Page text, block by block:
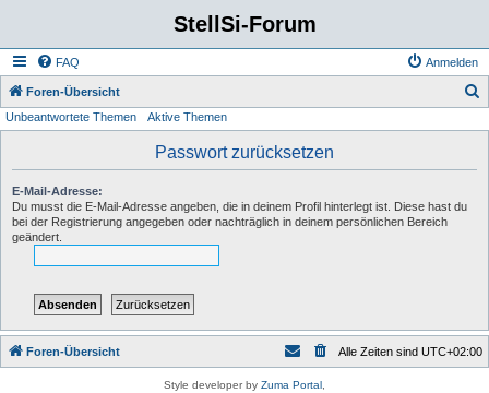
StellSi-Forum
FAQ Anmelden
Foren-Übersicht
Unbeantwortete Themen Aktive Themen
Passwort zurücksetzen
E-Mail-Adresse:
Du musst die E-Mail-Adresse angeben, die in deinem Profil hinterlegt ist. Diese hast du
bei der Registrierung angegeben oder nachträglich in deinem persönlichen Bereich
geändert.
Foren-Übersicht Alle Zeiten sind UTC+02:00
Style developer by Zuma Portal